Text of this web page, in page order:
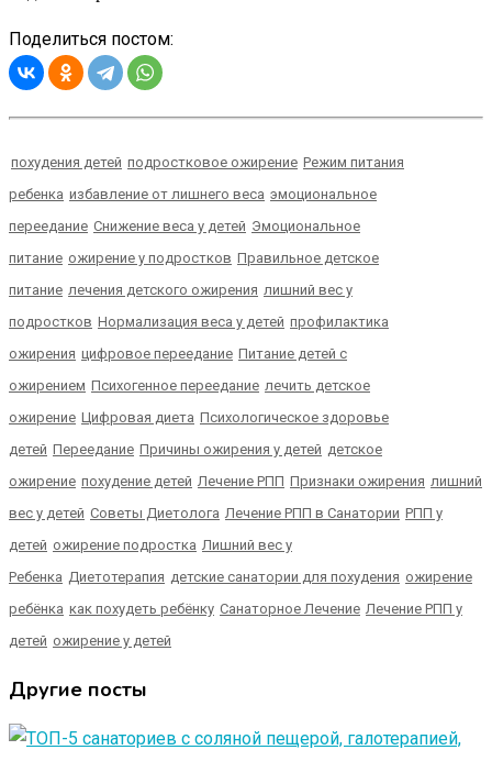
Поделиться постом:
похудения детей подростковое ожирение Режим питания
ребенка избавление от лишнего веса эмоциональное
переедание Снижение веса у детей Эмоциональное
питание ожирение у подростков Правильное детское
питание лечения детского ожирения лишний вес у
подростков Нормализация веса у детей профилактика
ожирения цифровое переедание Питание детей с
ожирением Психогенное переедание лечить детское
ожирение Цифровая диета Психологическое здоровье
детей Переедание Причины ожирения у детей детское
ожирение похудение детей Лечение РПП Признаки ожирения лишний
вес у детей Советы Диетолога Лечение РПП в Санатории РПП у
детей ожирение подростка Лишний вес у
Ребенка Диетотерапия детские санатории для похудения ожирение
ребёнка как похудеть ребёнку Санаторное Лечение Лечение РПП у
детей ожирение у детей
Другие посты